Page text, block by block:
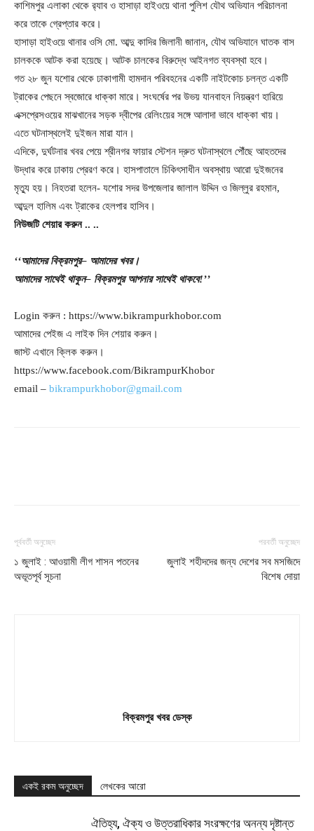
কাশিমপুর এলাকা থেকে র‍্যাব ও হাসাড়া হাইওয়ে থানা পুলিশ যৌথ অভিযান পরিচালনা
করে তাকে গ্রেপ্তার করে।
হাসাড়া হাইওয়ে থানার ওসি মো. আব্দু কাদির জিলানী জানান, যৌথ অভিযানে ঘাতক বাস
চালককে আটক করা হয়েছে। আটক চালকের বিরুদ্ধে আইনগত ব্যবস্থা হবে।
গত ২৮ জুন যশোর থেকে ঢাকাগামী হামদান পরিবহনের একটি নাইটকোচ চলন্ত একটি
ট্রাকের পেছনে স্বজোরে ধাক্কা মারে। সংঘর্ষের পর উভয় যানবাহন নিয়ন্ত্রণ হারিয়ে
এক্সপ্রেসওয়ের মাঝখানের সড়ক দ্বীপের রেলিংয়ের সঙ্গে আলাদা ভাবে ধাক্কা খায়।
এতে ঘটনাস্থলেই দুইজন মারা যান।
এদিকে, দুর্ঘটনার খবর পেয়ে শ্রীনগর ফায়ার স্টেশন দ্রুত ঘটনাস্থলে পৌঁছে আহতদের
উদ্ধার করে ঢাকায় প্রেরণ করে। হাসপাতালে চিকিৎসাধীন অবস্থায় আরো দুইজনের
মৃত্যু হয়। নিহতরা হলেন- যশোর সদর উপজেলার জালাল উদ্দিন ও জিল্লুর রহমান,
আব্দুল হালিম এবং ট্রাকের হেলপার হাসিব।
নিউজটি শেয়ার করুন.. ..
‘‘আমাদের বিক্রমপুর– আমাদের খবর।
আমাদের সাথেই থাকুন– বিক্রমপুর আপনার সাথেই থাকবে!’’
Login করুন : https://www.bikrampurkhobor.com
আমাদের পেইজ এ লাইক দিন শেয়ার করুন।
জাস্ট এখানে ক্লিক করুন।
https://www.facebook.com/BikrampurKhobor
email – bikrampurkhobor@gmail.com
পূর্ববর্তী অনুচ্ছেদ
১ জুলাই : আওয়ামী লীগ শাসন পতনের
অভূতপূর্ব সূচনা
পরবর্তী অনুচ্ছেদ
জুলাই শহীদদের জন্য দেশের সব মসজিদে
বিশেষ দোয়া
বিক্রমপুর খবর ডেস্ক
একই রকম অনুচ্ছেদ লেখকের আরো
ঐতিহ্য, ঐক্য ও উত্তরাধিকার সংরক্ষণের অনন্য দৃষ্টান্ত